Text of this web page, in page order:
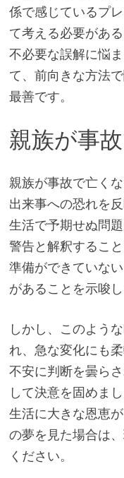
係で感じているプ
て考える必要があ
不必要な誤解に悩
て、前向きな方法
最善です。
親族が事
親族が事故で亡く
出来事への恐れを
生活で予期せぬ問
警告と解釈するこ
準備ができていな
があることを示唆し
しかし、このよう
れ、急な変化にも
不安に判断を曇ら
して決意を固めま
生活に大きな恩恵
の夢を見た場合は
ください。